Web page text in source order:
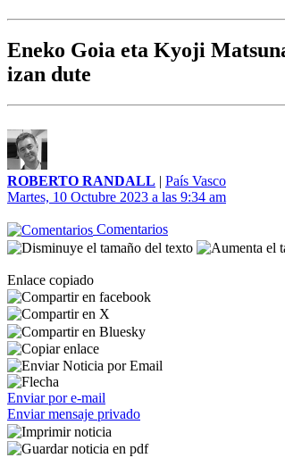
Eneko Goia eta Kyoji
izan dute
ROBERTO RANDALL | País Vasco
Martes, 10 Octubre 2023 a las 9:34 am
Comentarios
Enlace copiado
Enviar por e-mail
Enviar mensaje privado